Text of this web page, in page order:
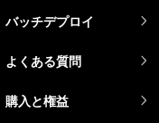
バッチデプロイ
よくある質問
購入と権益